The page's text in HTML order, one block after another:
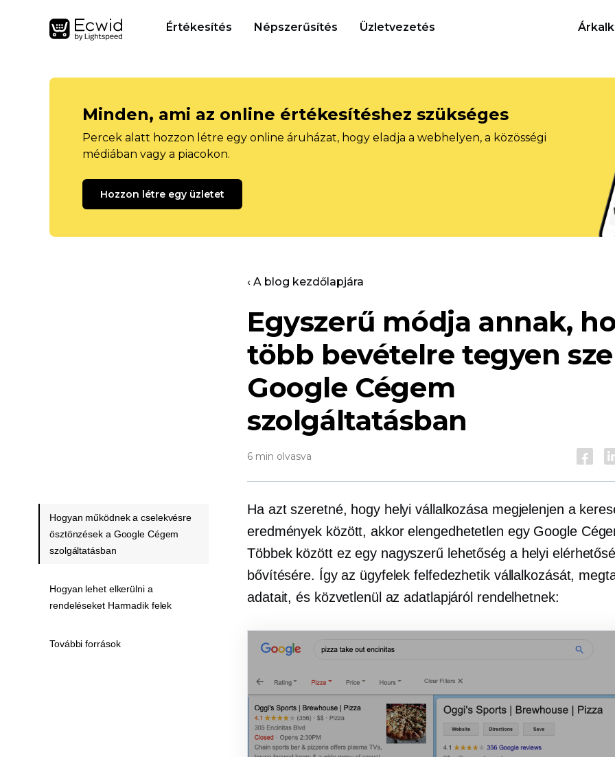
Értékesítés Népszerűsítés Üzletvezetés
Minden, ami az online értékesítéshez szükséges
Percek alatt hozzon létre egy online áruházat, hogy eladja a webhelyen, a közösségi
médiában vagy a piacokon.
Hozzon létre egy üzletet
‹ A blog kezdőlapjára
Egyszerű módja annak,
több bevételre tegyen
Google Cégem
szolgáltatásban
6 min olvasva
Ha azt szeretné, hogy helyi vállalkozása megjelenjen a
eredmények között, akkor elengedhetetlen egy Google
Többek között ez egy nagyszerű lehetőség a helyi
bővítésére. Így az ügyfelek felfedezhetik vállalkozását,
adatait, és közvetlenül az adatlapjáról rendelhetnek:
Hogyan működnek a cselekvésre
ösztönzések a Google Cégem
szolgáltatásban
Hogyan lehet elkerülni a
rendeléseket Harmadik felek
További források